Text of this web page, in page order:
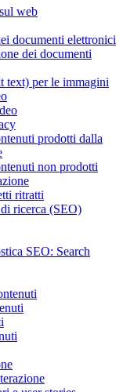
web
documenti elettronici
dei documenti
text) per le immagini
prodotti dalla
non prodotti
ritratti
ricerca (SEO)
SEO: Search